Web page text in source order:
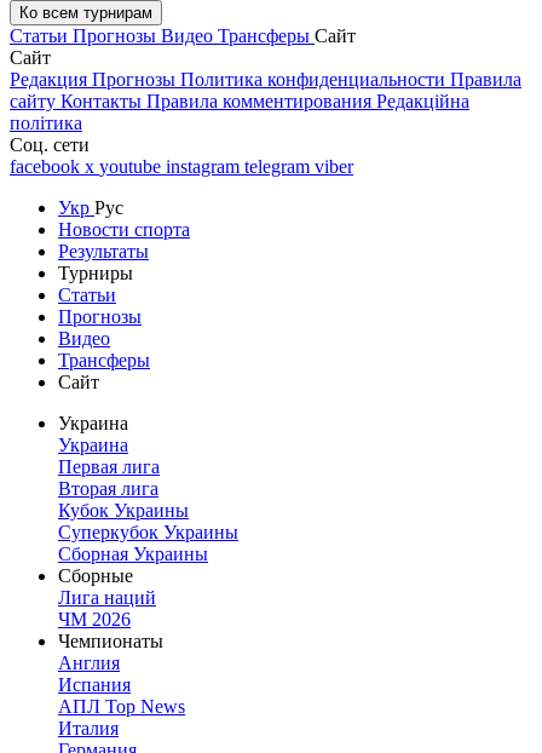
Ко всем турнирам
Статьи Прогнозы Видео Трансферы Сайт
Сайт
Редакция Прогнозы Политика конфиденциальности Правила
сайту Контакты Правила комментирования Редакційна
політика
Соц. сети
facebook x youtube instagram telegram viber
Укр Рус
Новости спорта
Результаты
Турниры
Статьи
Прогнозы
Видео
Трансферы
Сайт
Украина
Украина
Первая лига
Вторая лига
Кубок Украины
Суперкубок Украины
Сборная Украины
Сборные
Лига наций
ЧМ 2026
Чемпионаты
Англия
Испания
АПЛ Top News
Италия